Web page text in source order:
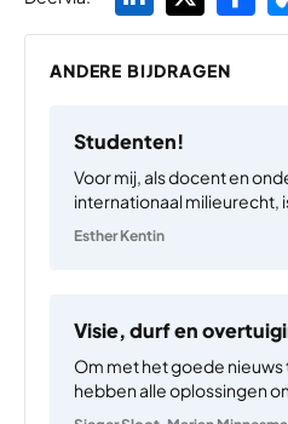
ANDERE BIJDRAGEN
Studenten!
Voor mij, als docent en
internationaal milieurecht,
Esther Kentin
Visie, durf en
Om met het goede nieuws
hebben alle oplossingen